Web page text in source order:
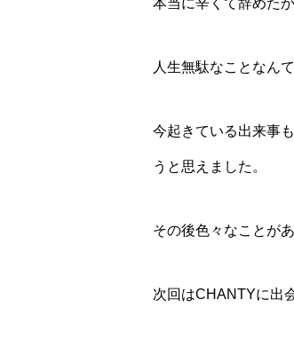
本当に辛くて辞めた
人生無駄なことなん
今起きている出来事
うと思えました。
その後色々なことが
次回はCHANTYに出